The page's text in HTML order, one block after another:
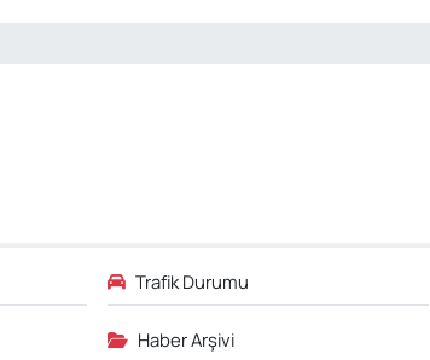
Trafik Durumu
Haber Arşivi